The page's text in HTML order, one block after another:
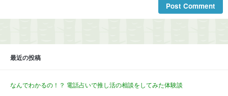
最近の投稿
なんでわかるの！？ 電話占いで推し活の相談をしてみた体験談